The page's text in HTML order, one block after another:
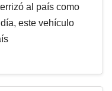
al país como
este vehículo